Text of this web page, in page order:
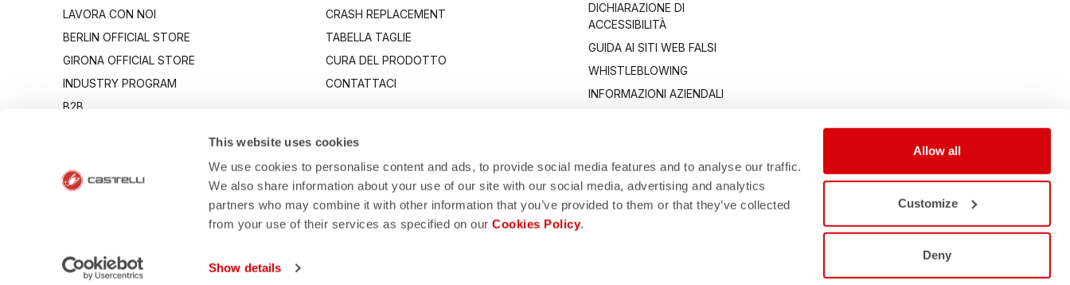
This website uses cookies
We use cookies to personalise content and ads, to provide social media features and to analyse our traffic.
We also share information about your use of our site with our social media, advertising and analytics
partners who may combine it with other information that you’ve provided to them or that they’ve collected
from your use of their services as specified on ourCookies Policy.
Show details
Allow all
Customize
Deny
LAVORA CON NOI
BERLIN OFFICIAL STORE
GIRONA OFFICIAL STORE
INDUSTRY PROGRAM
B2B
CRASH REPLACEMENT
TABELLA TAGLIE
CURA DEL PRODOTTO
CONTATTACI
DICHIARAZIONE DI
ACCESSIBILITÀ
GUIDA AI SITI WEB FALSI
WHISTLEBLOWING
INFORMAZIONI AZIENDALI